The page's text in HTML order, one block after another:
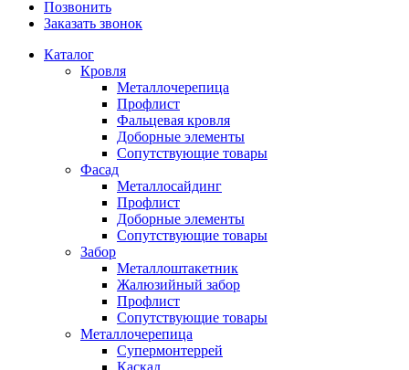
Позвонить
Заказать звонок
Каталог
Кровля
Металлочерепица
Профлист
Фальцевая кровля
Доборные элементы
Сопутствующие товары
Фасад
Металлосайдинг
Профлист
Доборные элементы
Сопутствующие товары
Забор
Металлоштакетник
Жалюзийный забор
Профлист
Сопутствующие товары
Металлочерепица
Супермонтеррей
Каскад